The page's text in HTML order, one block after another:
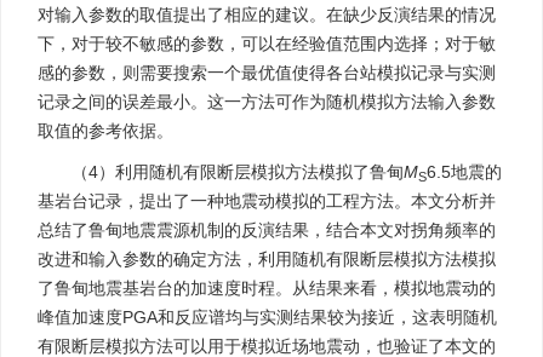
对输入参数的取值提出了相应的建议。在缺少反演结果的情况
下，对于较不敏感的参数，可以在经验值范围内选择；对于敏
感的参数，则需要搜索一个最优值使得各台站模拟记录与实测
记录之间的误差最小。这一方法可作为随机模拟方法输入参数
取值的参考依据。
（4）利用随机有限断层模拟方法模拟了鲁甸MS6.5地震的
基岩台记录，提出了一种地震动模拟的工程方法。本文分析并
总结了鲁甸地震震源机制的反演结果，结合本文对拐角频率的
改进和输入参数的确定方法，利用随机有限断层模拟方法模拟
了鲁甸地震基岩台的加速度时程。从结果来看，模拟地震动的
峰值加速度PGA和反应谱均与实测结果较为接近，这表明随机
有限断层模拟方法可以用于模拟近场地震动，也验证了本文的